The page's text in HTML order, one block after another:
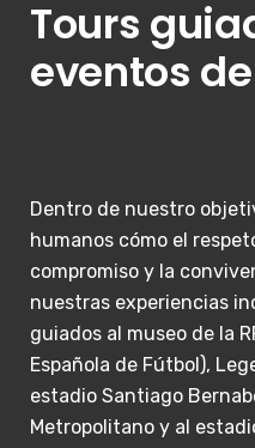
Tours
eventos
Dentro de nuestro
humanos cómo el
compromiso y la
nuestras experiencias
guiados al museo de la
Española de Fútbol),
estadio Santiago
Metropolitano y al